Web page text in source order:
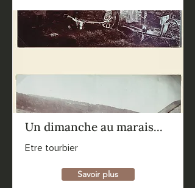
Un dimanche au marais...
Etre tourbier
Savoir plus